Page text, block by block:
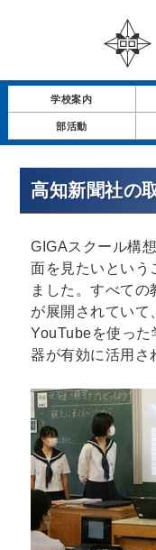
学校案内
部活動
高知新聞社の
GIGAスクール構
面を見たいという
ました。すべて
が展開されていて
YouTubeを使っ
器が有効に活用さ